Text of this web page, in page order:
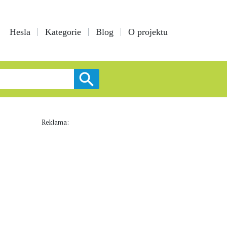
Hesla Kategorie Blog O projektu
Reklama: